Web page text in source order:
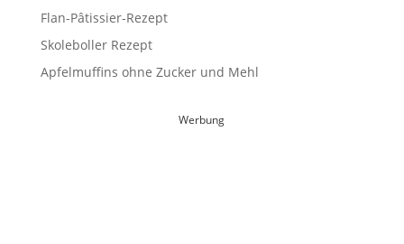
Flan-Pâtissier-Rezept
Skoleboller Rezept
Apfelmuffins ohne Zucker und Mehl
Werbung